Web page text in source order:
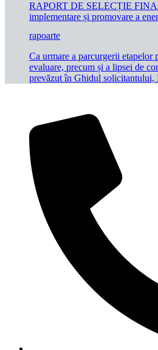
RAPORT DE SELECȚIE
implementare și promovare a
rapoarte
Ca urmare a parcurgerii etapelor
evaluare, precum și a lipsei de
prevăzut în Ghidul solicitantului,